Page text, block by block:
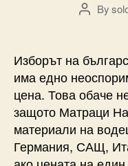
PostBy
Изборът на
има едно
цена. Това обаче
защото Матраци
материали на
Германия, САЩ,